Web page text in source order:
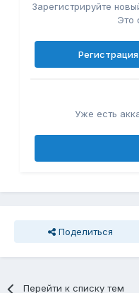
Зарегистрируйте
Это
Уже есть
Поделиться
Перейти к списку тем